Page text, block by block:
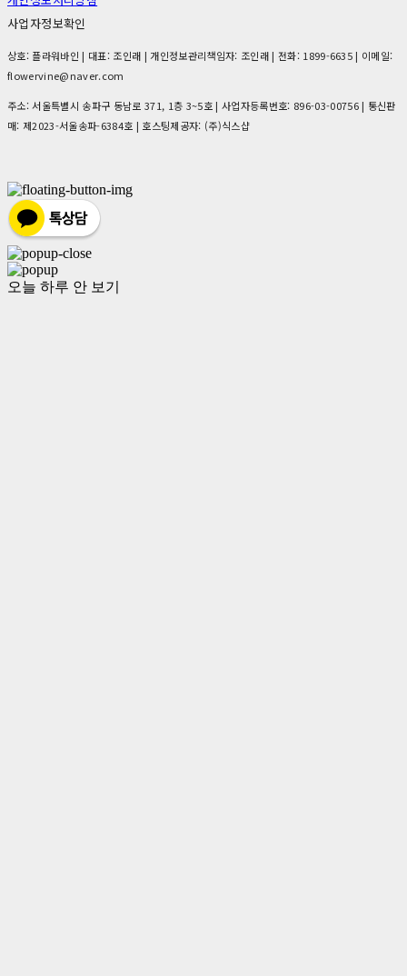
사업자정보확인
상호: 플라워바인 | 대표: 조인래 | 개인정보관리책임자: 조인래 | 전화: 1899-6635 | 이메일:
flowervine@naver.com
주소: 서울특별시 송파구 동남로 371, 1층 3~5호 | 사업자등록번호: 896-03-00756| 통신판
매: 제2023-서울송파-6384호 | 호스팅제공자: (주)식스샵
오늘 하루 안 보기